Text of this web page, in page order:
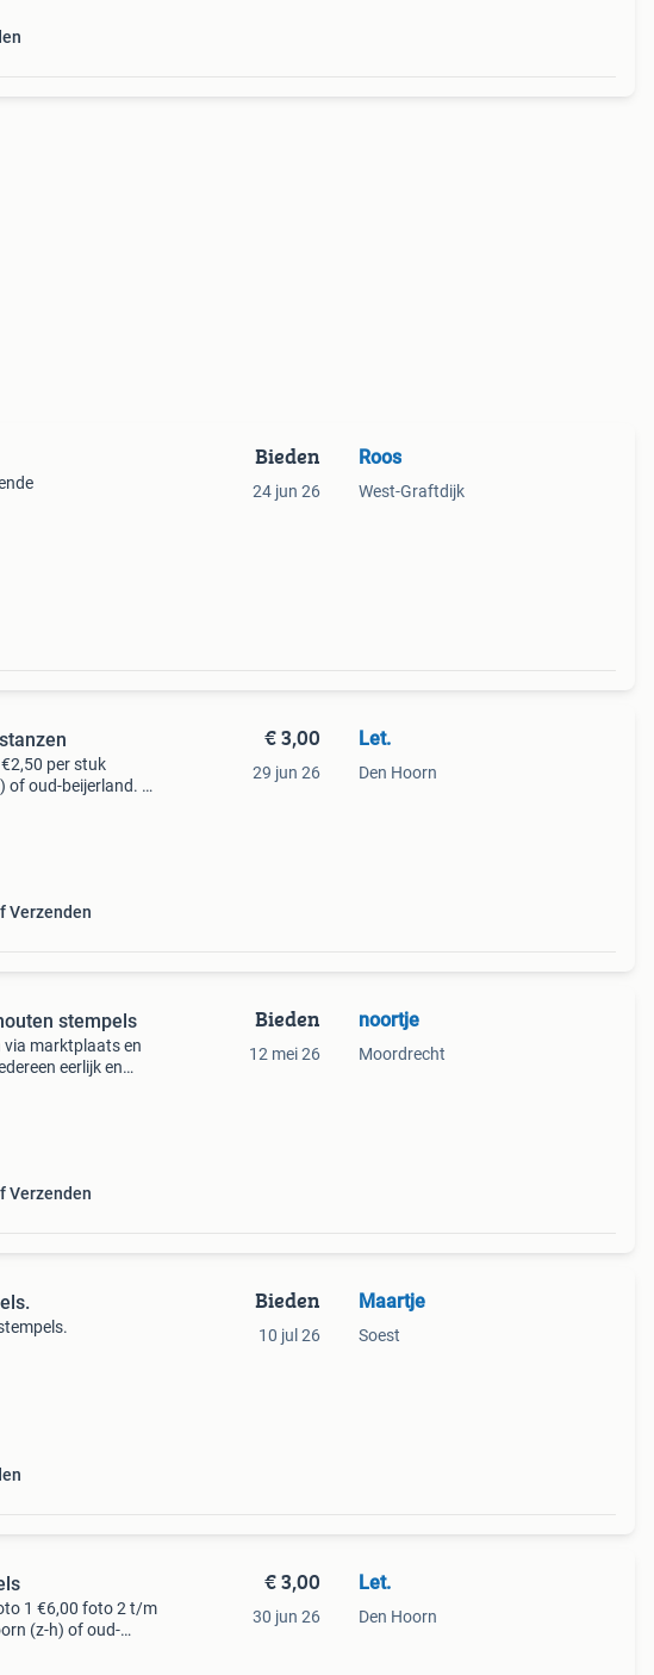
Bieden
24 jun 26
Roos
West-Graftdijk
per stuk
oud-beijerland. Of
Verzenden
€ 3,00
29 jun 26
Let.
Den Hoorn
stempels
via marktplaats en
eerlijk en
Verzenden
Bieden
12 mei 26
noortje
Moordrecht
Bieden
10 jul 26
Maartje
Soest
1 €6,00 foto 2 t/m
(z-h) of oud-
€ 3,00
30 jun 26
Let.
Den Hoorn